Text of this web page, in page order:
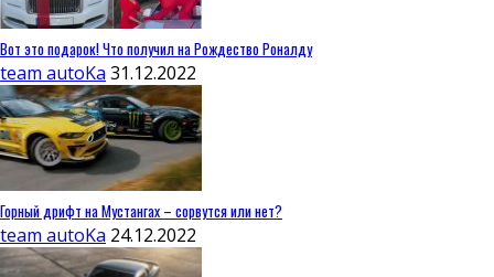
Вот это подарок! Что получил на Рождество Роналду
team autoKa 31.12.2022
Горный дрифт на Мустангах – сорвутся или нет?
team autoKa 24.12.2022